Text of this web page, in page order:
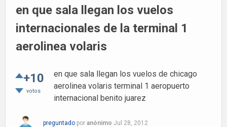
en que sala llegan los vuelos
internacionales de la terminal 1
aerolinea volaris
+10
votos
en que sala llegan los vuelos de chicago
aerolinea volaris terminal 1 aeropuerto
internacional benito juarez
preguntado por anónimo Jul 28, 2012